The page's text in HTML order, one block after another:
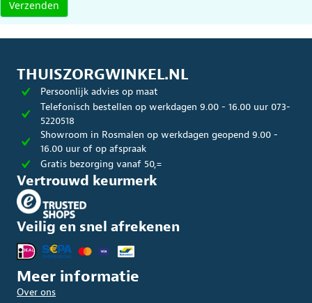
THUISZORGWINKEL.NL
Persoonlijk advies op maat
Telefonisch bestellen op werkdagen 9.00 - 16.00 uur 073-
5220518
Showroom in Rosmalen op werkdagen geopend 9.00 -
16.00 uur of op afspraak
Gratis bezorging vanaf 50,=
Vertrouwd keurmerk
Veilig en snel afrekenen
Meer informatie
Over ons